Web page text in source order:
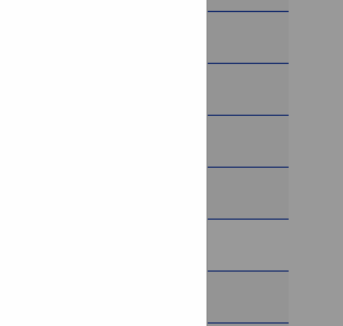
Rady Gminy
gminy